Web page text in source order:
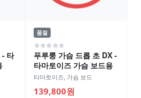
- 타
품절
푸루룽 가슴 드롭 초 DX -
타마토이즈 가슴 보드용
타마토이즈, 가슴 보드
139,800원